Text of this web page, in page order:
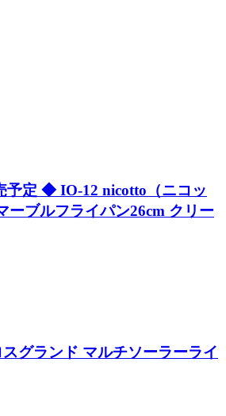
予定 ◆ IO-12 nicotto（ニコッ
ーブルフライパン26cm クリー
グランド マルチソーラーライ